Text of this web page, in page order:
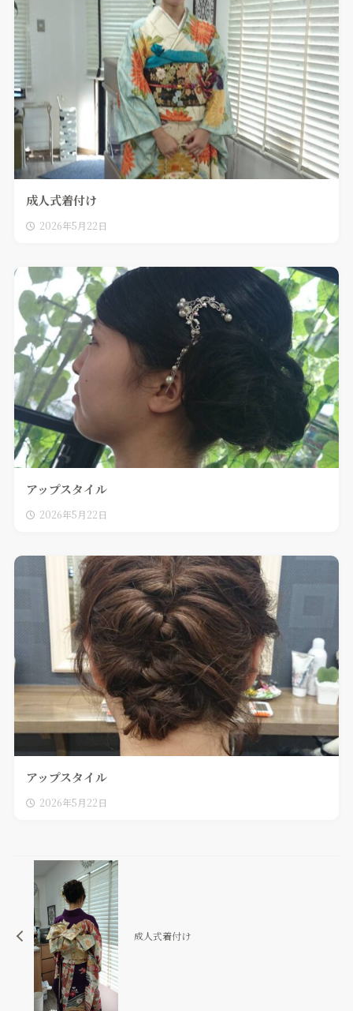
成人式着付け
2026年5月22日
アップスタイル
2026年5月22日
アップスタイル
2026年5月22日
成人式着付け